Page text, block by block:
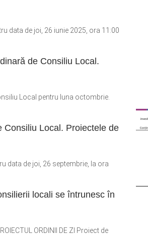
data de joi, 26 iunie 2025, ora 11:00
de Consiliu Local.
Local pentru luna octombrie.
Consiliu Local. Proiectele de
data de joi, 26 septembrie, la ora
locali se întrunesc în
ORDINII DE ZI Proiect de